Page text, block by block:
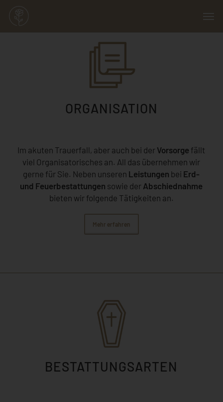
ORGANISATION
Im akuten Trauerfall, aber auch bei der Vorsorge fällt
viel Organisatorisches an. All das übernehmen wir
gerne für Sie. Neben unseren Leistungen bei Erd-
und Feuerbestattungen sowie der Abschiednahme
bieten wir folgende Tätigkeiten an.
Mehr erfahren
BESTATTUNGSARTEN